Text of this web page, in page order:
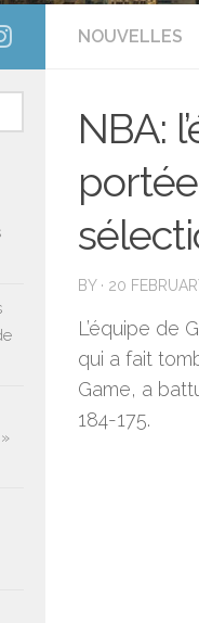
NOUVELLES
NBA:
BY · 20
L’équipe de
qui a fait
Game, a
184-175.